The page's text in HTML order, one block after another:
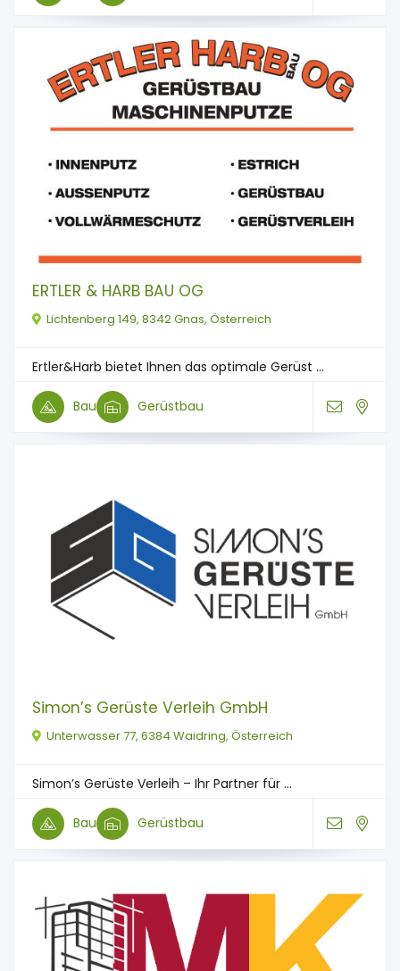
ERTLER & HARB BAU OG
Lichtenberg 149, 8342 Gnas, Österreich
Ertler&Harb bietet Ihnen das optimale Gerüst ...
Bau Gerüstbau
Simon’s Gerüste Verleih GmbH
Unterwasser 77, 6384 Waidring, Österreich
Simon’s Gerüste Verleih – Ihr Partner für ...
Bau Gerüstbau